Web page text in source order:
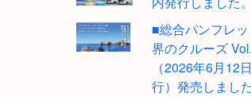
■総合パンフレ
界のクルーズ
（2026年6月12
行）発売しました